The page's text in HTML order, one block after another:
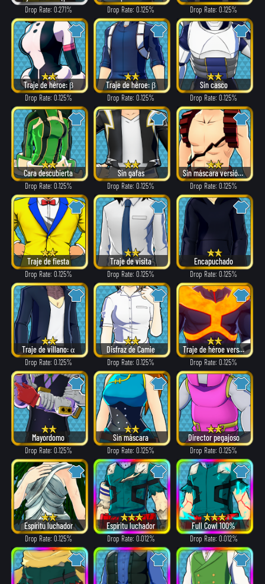
Drop Rate: 0.271% Drop Rate: 0.125% Drop Rate: 0.125%
Traje de héroe: β
Drop Rate: 0.125%
Traje de héroe: β
Drop Rate: 0.125%
Sin casco
Drop Rate: 0.125%
Cara descubierta
Drop Rate: 0.125%
Sin gafas
Drop Rate: 0.125%
Sin máscara versión: α
Drop Rate: 0.125%
Traje de fiesta
Drop Rate: 0.125%
Traje de visita
Drop Rate: 0.125%
Encapuchado
Drop Rate: 0.125%
Traje de villano: α
Drop Rate: 0.125%
Disfraz de Camie
Drop Rate: 0.125%
Traje de héroe versión: α
Drop Rate: 0.125%
Mayordomo
Drop Rate: 0.125%
Sin máscara
Drop Rate: 0.125%
Director pegajoso
Drop Rate: 0.125%
Espíritu luchador
Drop Rate: 0.125%
Espíritu luchador
Drop Rate: 0.012%
Full Cowl 100%
Drop Rate: 0.012%